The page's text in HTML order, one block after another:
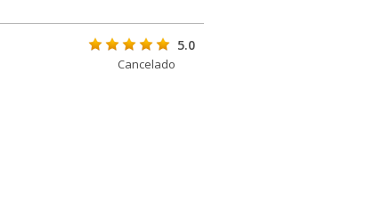
5.0
Cancelado